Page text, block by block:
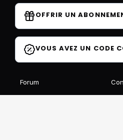
OFFRIR UN
VOUS AVEZ UN CODE
Forum